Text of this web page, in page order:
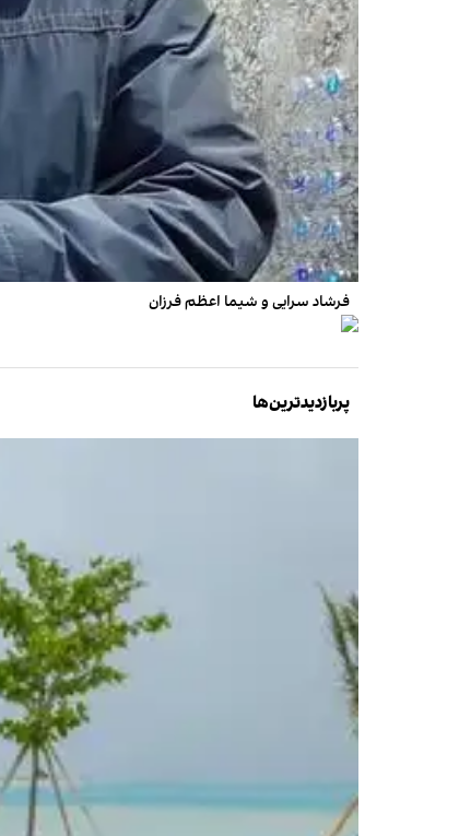
فرشاد سرایی و شیما اعظم فرزان
پربازدیدترین‌ها